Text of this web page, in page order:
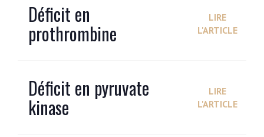
Déficit en
prothrombine
LIRE
L'ARTICLE
Déficit en pyruvate
kinase
LIRE
L'ARTICLE